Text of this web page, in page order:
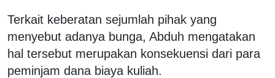
Terkait keberatan sejumlah pihak yang
menyebut adanya bunga, Abduh mengatakan
hal tersebut merupakan konsekuensi dari para
peminjam dana biaya kuliah.